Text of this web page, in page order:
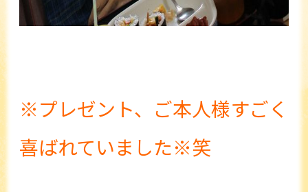
※プレゼント、ご本人様すごく
喜ばれていました※笑